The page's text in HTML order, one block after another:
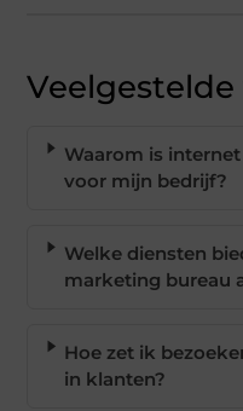
Waarom is
voor mijn bedrijf?
Welke diensten
marketing bureau
Hoe zet ik
in klanten?